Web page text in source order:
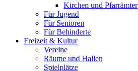
Kirchen und Pfarrämter
Für Jugend
Für Senioren
Für Behinderte
Freizeit & Kultur
Vereine
Räume und Hallen
Spielplätze